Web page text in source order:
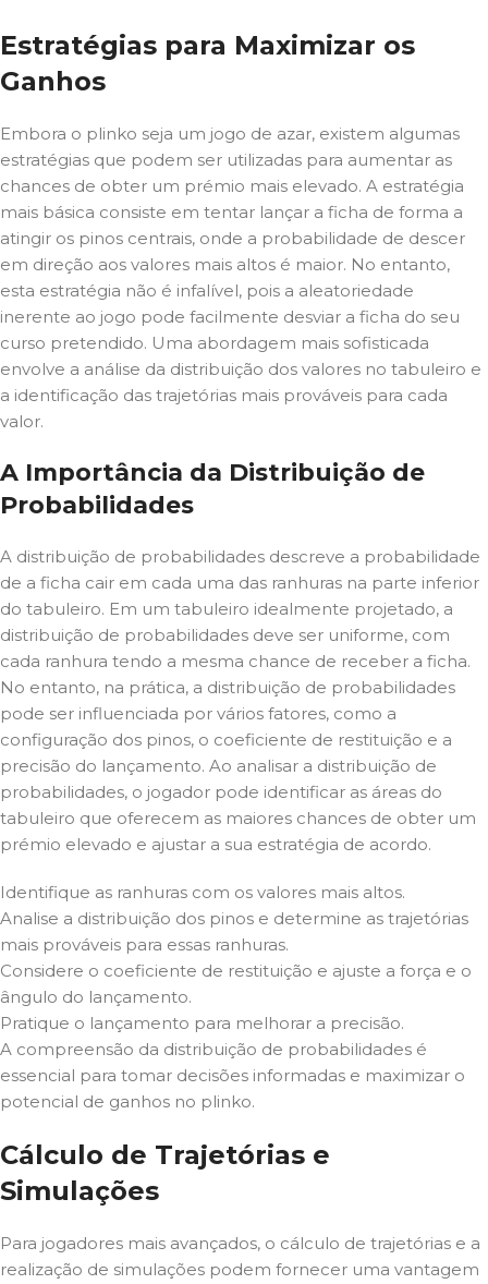
Estratégias para Maximizar os
Ganhos
Embora o plinko seja um jogo de azar, existem algumas
estratégias que podem ser utilizadas para aumentar as
chances de obter um prémio mais elevado. A estratégia
mais básica consiste em tentar lançar a ficha de forma a
atingir os pinos centrais, onde a probabilidade de descer
em direção aos valores mais altos é maior. No entanto,
esta estratégia não é infalível, pois a aleatoriedade
inerente ao jogo pode facilmente desviar a ficha do seu
curso pretendido. Uma abordagem mais sofisticada
envolve a análise da distribuição dos valores no tabuleiro e
a identificação das trajetórias mais prováveis para cada
valor.
A Importância da Distribuição de
Probabilidades
A distribuição de probabilidades descreve a probabilidade
de a ficha cair em cada uma das ranhuras na parte inferior
do tabuleiro. Em um tabuleiro idealmente projetado, a
distribuição de probabilidades deve ser uniforme, com
cada ranhura tendo a mesma chance de receber a ficha.
No entanto, na prática, a distribuição de probabilidades
pode ser influenciada por vários fatores, como a
configuração dos pinos, o coeficiente de restituição e a
precisão do lançamento. Ao analisar a distribuição de
probabilidades, o jogador pode identificar as áreas do
tabuleiro que oferecem as maiores chances de obter um
prémio elevado e ajustar a sua estratégia de acordo.
Identifique as ranhuras com os valores mais altos.
Analise a distribuição dos pinos e determine as trajetórias
mais prováveis para essas ranhuras.
Considere o coeficiente de restituição e ajuste a força e o
ângulo do lançamento.
Pratique o lançamento para melhorar a precisão.
A compreensão da distribuição de probabilidades é
essencial para tomar decisões informadas e maximizar o
potencial de ganhos no plinko.
Cálculo de Trajetórias e
Simulações
Para jogadores mais avançados, o cálculo de trajetórias e a
realização de simulações podem fornecer uma vantagem